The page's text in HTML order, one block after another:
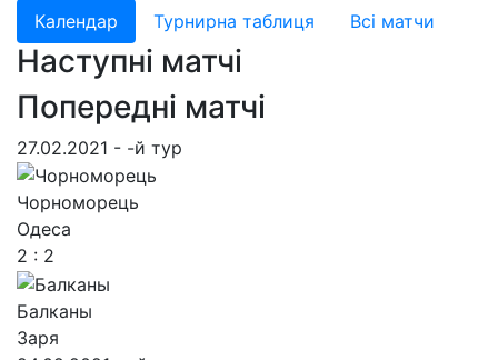
Календар Турнирна таблиця Всі матчи
Наступні матчі
Попередні матчі
27.02.2021 - -й тур
Чорноморець
Одеса
2 : 2
Балканы
Заря